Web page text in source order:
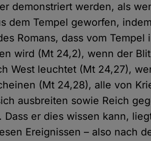
demonstriert werden, als
dem Tempel geworfen,
Romans, dass vom Tempel
wird (Mt 24,2), wenn der
West leuchtet (Mt 24,27),
(Mt 24,28), alle von
ausbreiten sowie Reich
er dies wissen kann,
Ereignissen – also nach